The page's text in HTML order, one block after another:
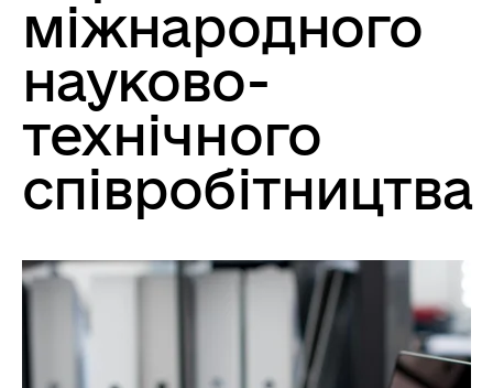
міжнародного
науково-
технічного
співробітництва